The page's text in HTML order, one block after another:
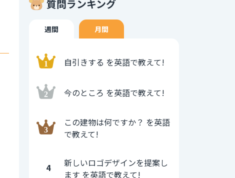
質問ランキング
週間 月間
自引きする を英語で教えて!
今のところ を英語で教えて!
この建物は何ですか？ を英語
で教えて!
4
新しいロゴデザインを提案し
ます を英語で教えて!